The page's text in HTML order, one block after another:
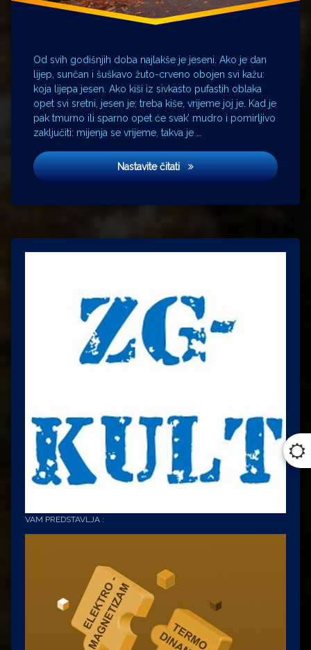
Od svih godišnjih doba najlakše je jeseni. Ako je dan
lijep, sunčan i šuškavo žuto-crveno obojen svi kažu:
koja lijepa jesen. Ako kiši iz sivkasto pufastih oblaka
opet svi sretni, jesen je; treba kiše, vrijeme joj je. Kad je
pak tmurno ili sparno opet će svak’ mudro i pomirljivo
zaključiti: mijenja se vrijeme, takva je …
Nastavite čitatiJesen
Uglješa
Željka
Turčinović
VAM PREDSTAVLJA :